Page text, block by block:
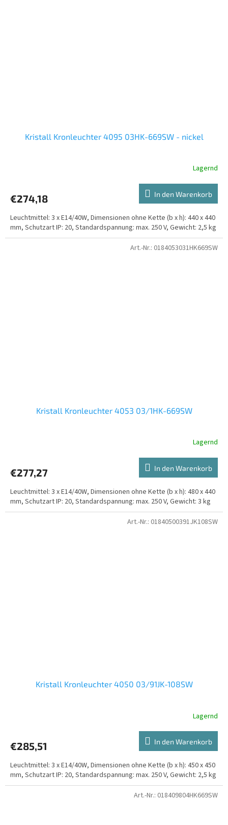
Kristall Kronleuchter 4095 03HK-669SW - nickel
Lagernd
€274,18 In den Warenkorb
Leuchtmittel: 3 x E14/40W, Dimensionen ohne Kette (b x h): 440 x 440
mm, Schutzart IP: 20, Standardspannung: max. 250 V, Gewicht: 2,5 kg
Kristall Kronleuchter 4053 03/1HK-669SW
Lagernd
€277,27 In den Warenkorb
Leuchtmittel: 3 x E14/40W, Dimensionen ohne Kette (b x h): 480 x 440
mm, Schutzart IP: 20, Standardspannung: max. 250 V, Gewicht: 3 kg
Art.-Nr.: 0184053031HK669SW
Kristall Kronleuchter 4050 03/91JK-108SW
Lagernd
€285,51 In den Warenkorb
Leuchtmittel: 3 x E14/40W, Dimensionen ohne Kette (b x h): 450 x 450
mm, Schutzart IP: 20, Standardspannung: max. 250 V, Gewicht: 2,5 kg
Art.-Nr.: 01840500391JK108SW
Art.-Nr.: 018409804HK669SW